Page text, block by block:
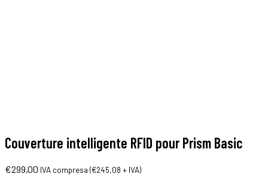
Couverture intelligente RFID pour Prism Basic
€299,00 IVA compresa (€245,08 + IVA)